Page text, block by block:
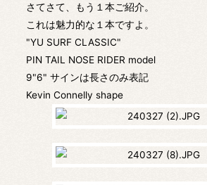
さてさて、もう１本ご紹介。
これは魅力的な１本ですよ。
"YU SURF CLASSIC"
PIN TAIL NOSE RIDER model
9"6" サインは長さのみ表記
Kevin Connelly shape